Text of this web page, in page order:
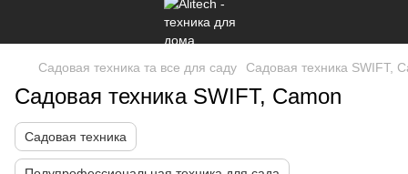
Садовая техника та все для саду Садовая техника SWIFT,
Садовая техника SWIFT, Camon
Садовая техника